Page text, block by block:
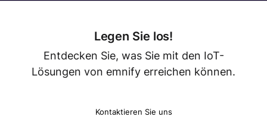
Legen Sie los!
Entdecken Sie, was Sie mit den IoT-
Lösungen von emnify erreichen können.
Kontaktieren Sie uns